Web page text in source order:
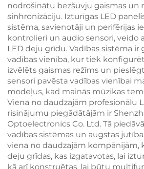
nodrošinātu bezšuvju gaismas un
sinhronizāciju. Izturīgas LED
sistēma, savienotāji un perifērijas
kontrolieri un audio sensori, veido
LED deju grīdu. Vadības sistēma ir
vadības vienība, kur tiek
izvēlēts gaismas režīms un
sensori pavēsta vadības vienībai
modeļus, kad mainās mūzikas
Viena no daudzajām profesionālu
risinājumu piegādātājām ir
Optoelectronics Co. Ltd. Tā
vadības sistēmas un augstas
viena no daudzajām kompānijām,
deju grīdas, kas izgatavotas, lai
kā arī konstruētas, lai būtu